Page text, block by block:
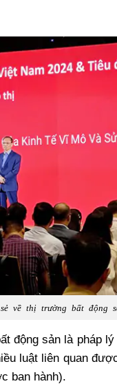
về thị trường bất động
động sản là pháp
luật liên quan
ban hành).